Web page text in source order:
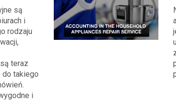
są
i
rodzaju
teraz
do takiego
i